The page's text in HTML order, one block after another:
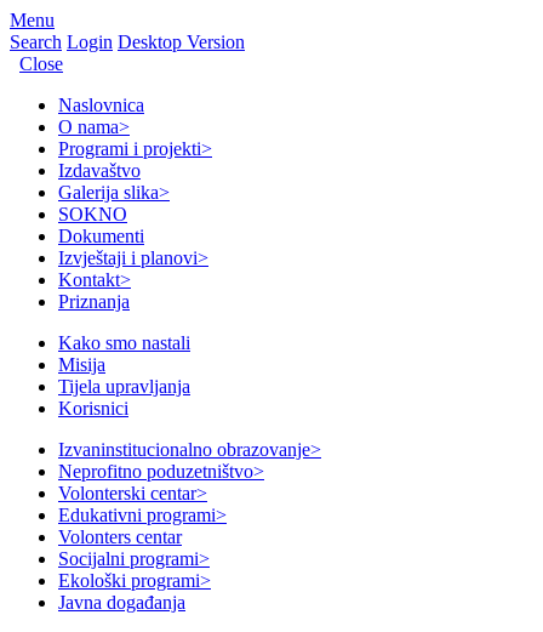
Menu
Search Login Desktop Version
Close
Naslovnica
O nama>
Programi i projekti>
Izdavaštvo
Galerija slika>
SOKNO
Dokumenti
Izvještaji i planovi>
Kontakt>
Priznanja
Kako smo nastali
Misija
Tijela upravljanja
Korisnici
Izvaninstitucionalno obrazovanje>
Neprofitno poduzetništvo>
Volonterski centar>
Edukativni programi>
Volonters centar
Socijalni programi>
Ekološki programi>
Javna događanja